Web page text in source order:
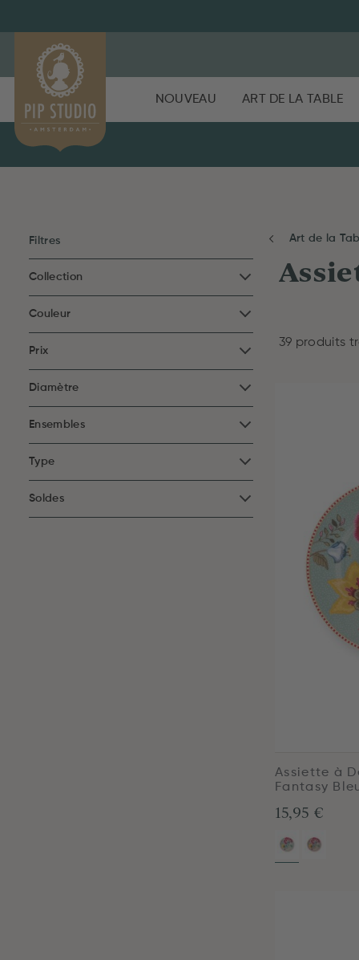
NOUVEAU ART DE LA TABLE
Filtres
Collection
Couleur
Prix
Diamètre
Ensembles
Type
Soldes
Art de la
39 produits
Assiette à
Fantasy
15,95 €